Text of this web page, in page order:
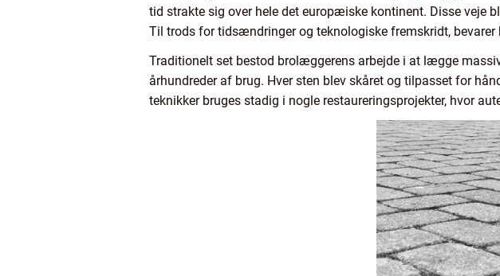
tid strakte sig over hele det europæiske kontinent. Disse veje
Til trods for tidsændringer og teknologiske fremskridt,
Traditionelt set bestod brolæggerens arbejde i at lægge
århundreder af brug. Hver sten blev skåret og tilpasset for
teknikker bruges stadig i nogle restaureringsprojekter, hvor